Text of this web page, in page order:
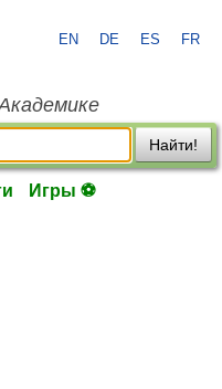
EN DE ES FR
Найти!
Игры ⚽